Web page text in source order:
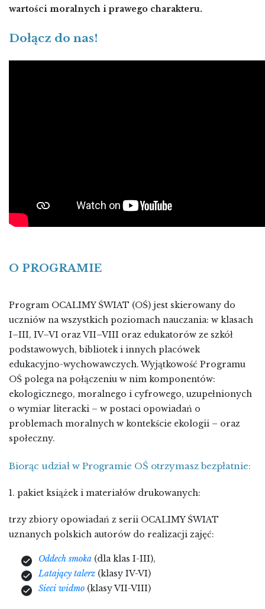
wartości moralnych i prawego charakteru.
Dołącz do nas!
O PROGRAMIE
Program OCALIMY ŚWIAT (OŚ) jest skierowany do
uczniów na wszystkich poziomach nauczania: w klasach
I–III, IV–VI oraz VII–VIII oraz edukatorów ze szkół
podstawowych, bibliotek i innych placówek
edukacyjno-wychowawczych. Wyjątkowość Programu
OŚ polega na połączeniu w nim komponentów:
ekologicznego, moralnego i cyfrowego, uzupełnionych
o wymiar literacki – w postaci opowiadań o
problemach moralnych w kontekście ekologii – oraz
społeczny.
Biorąc udział w Programie OŚ otrzymasz bezpłatnie:
1. pakiet książek i materiałów drukowanych:
trzy zbiory opowiadań z serii OCALIMY ŚWIAT
uznanych polskich autorów do realizacji zajęć:
Oddech smoka (dla klas I-III),
Latający talerz (klasy IV-VI)
Sieci widmo (klasy VII-VIII)